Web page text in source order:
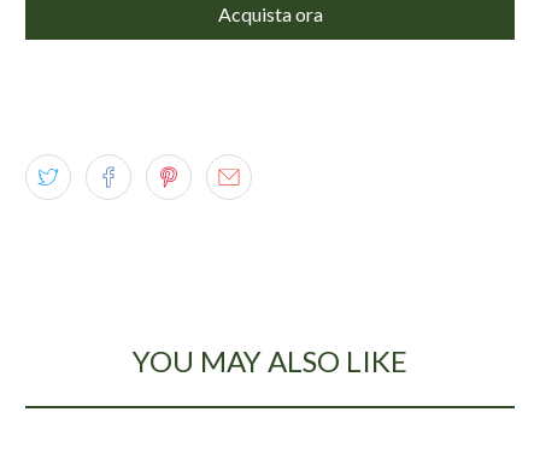
Acquista ora
YOU MAY ALSO LIKE